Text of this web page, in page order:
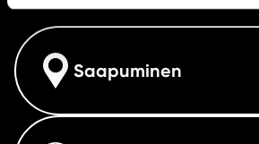
Saapuminen